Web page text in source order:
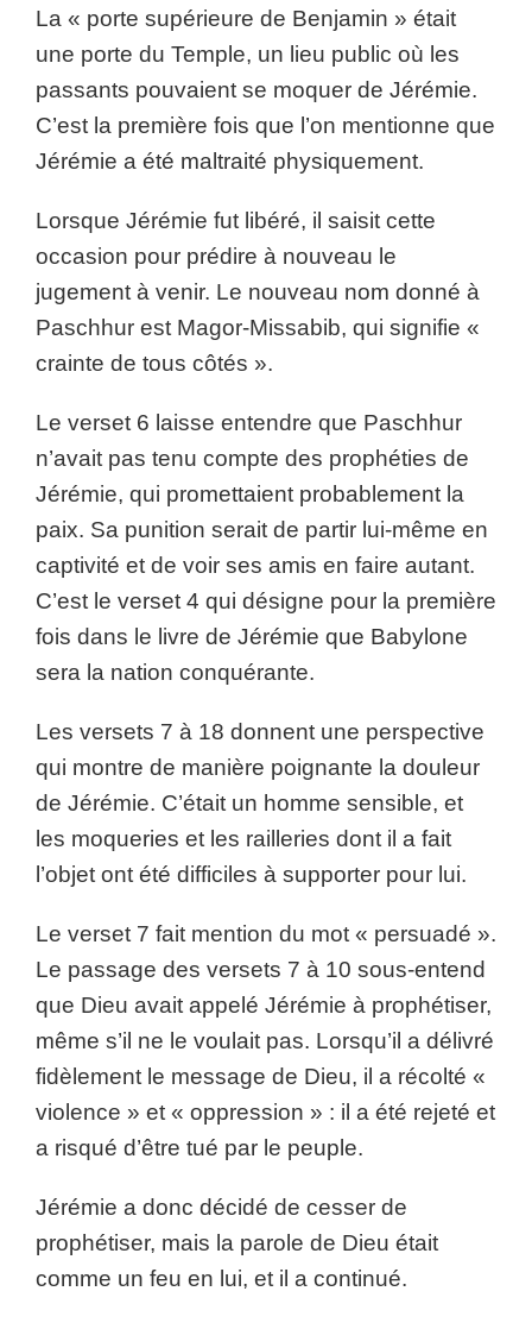
La « porte supérieure de Benjamin » était
une porte du Temple, un lieu public où les
passants pouvaient se moquer de Jérémie.
C’est la première fois que l’on mentionne que
Jérémie a été maltraité physiquement.
Lorsque Jérémie fut libéré, il saisit cette
occasion pour prédire à nouveau le
jugement à venir. Le nouveau nom donné à
Paschhur est Magor-Missabib, qui signifie «
crainte de tous côtés ».
Le verset 6 laisse entendre que Paschhur
n’avait pas tenu compte des prophéties de
Jérémie, qui promettaient probablement la
paix. Sa punition serait de partir lui-même en
captivité et de voir ses amis en faire autant.
C’est le verset 4 qui désigne pour la première
fois dans le livre de Jérémie que Babylone
sera la nation conquérante.
Les versets 7 à 18 donnent une perspective
qui montre de manière poignante la douleur
de Jérémie. C’était un homme sensible, et
les moqueries et les railleries dont il a fait
l’objet ont été difficiles à supporter pour lui.
Le verset 7 fait mention du mot « persuadé ».
Le passage des versets 7 à 10 sous-entend
que Dieu avait appelé Jérémie à prophétiser,
même s’il ne le voulait pas. Lorsqu’il a délivré
fidèlement le message de Dieu, il a récolté «
violence » et « oppression » : il a été rejeté et
a risqué d’être tué par le peuple.
Jérémie a donc décidé de cesser de
prophétiser, mais la parole de Dieu était
comme un feu en lui, et il a continué.